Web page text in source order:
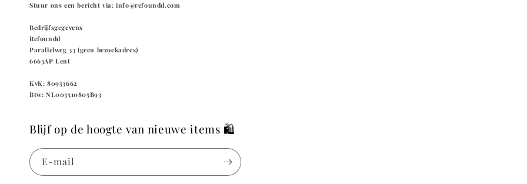
Stuur ons een bericht via: info@refoundd.com
Bedrijfsgegevens
Refoundd
Parallelweg 33 (geen bezoekadres)
6663AP Lent
KvK: 80953662
Btw: NL003510805B93
Blijf op de hoogte van nieuwe items 🛍️
E‑mail